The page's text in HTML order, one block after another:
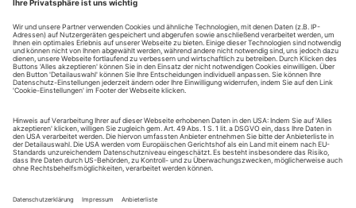
aktuelle Liste von Auditions und Workshops sowie der
Schulindex sind unverzichtbar für Profis und das
tanzbegeisterte Publikum.
tanz erscheint zwölf mal im Jahr incl. Doppelheft und
Jahrbuch. Sie erhalten Zugang zum Online-Archiv von
tanz und können sowohl das aktuelle ePaper als auch das
ePaper-Archiv über Ihren Account auf www.der-
theaterverlag.de einsehen. Das Abonnement hat eine
Laufzeit von einem Monat und verlängert sich jeweils um
einen weiteren Monat, sofern es nicht vom Kunden auf
der Seite „Mein Konto/Meine Bestellungen“ auf